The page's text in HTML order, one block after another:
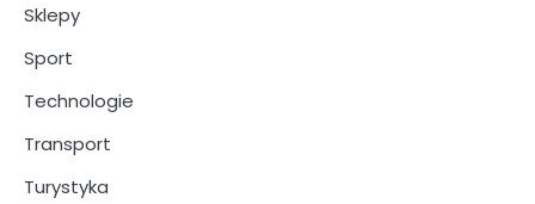
Sklepy
Sport
Technologie
Transport
Turystyka